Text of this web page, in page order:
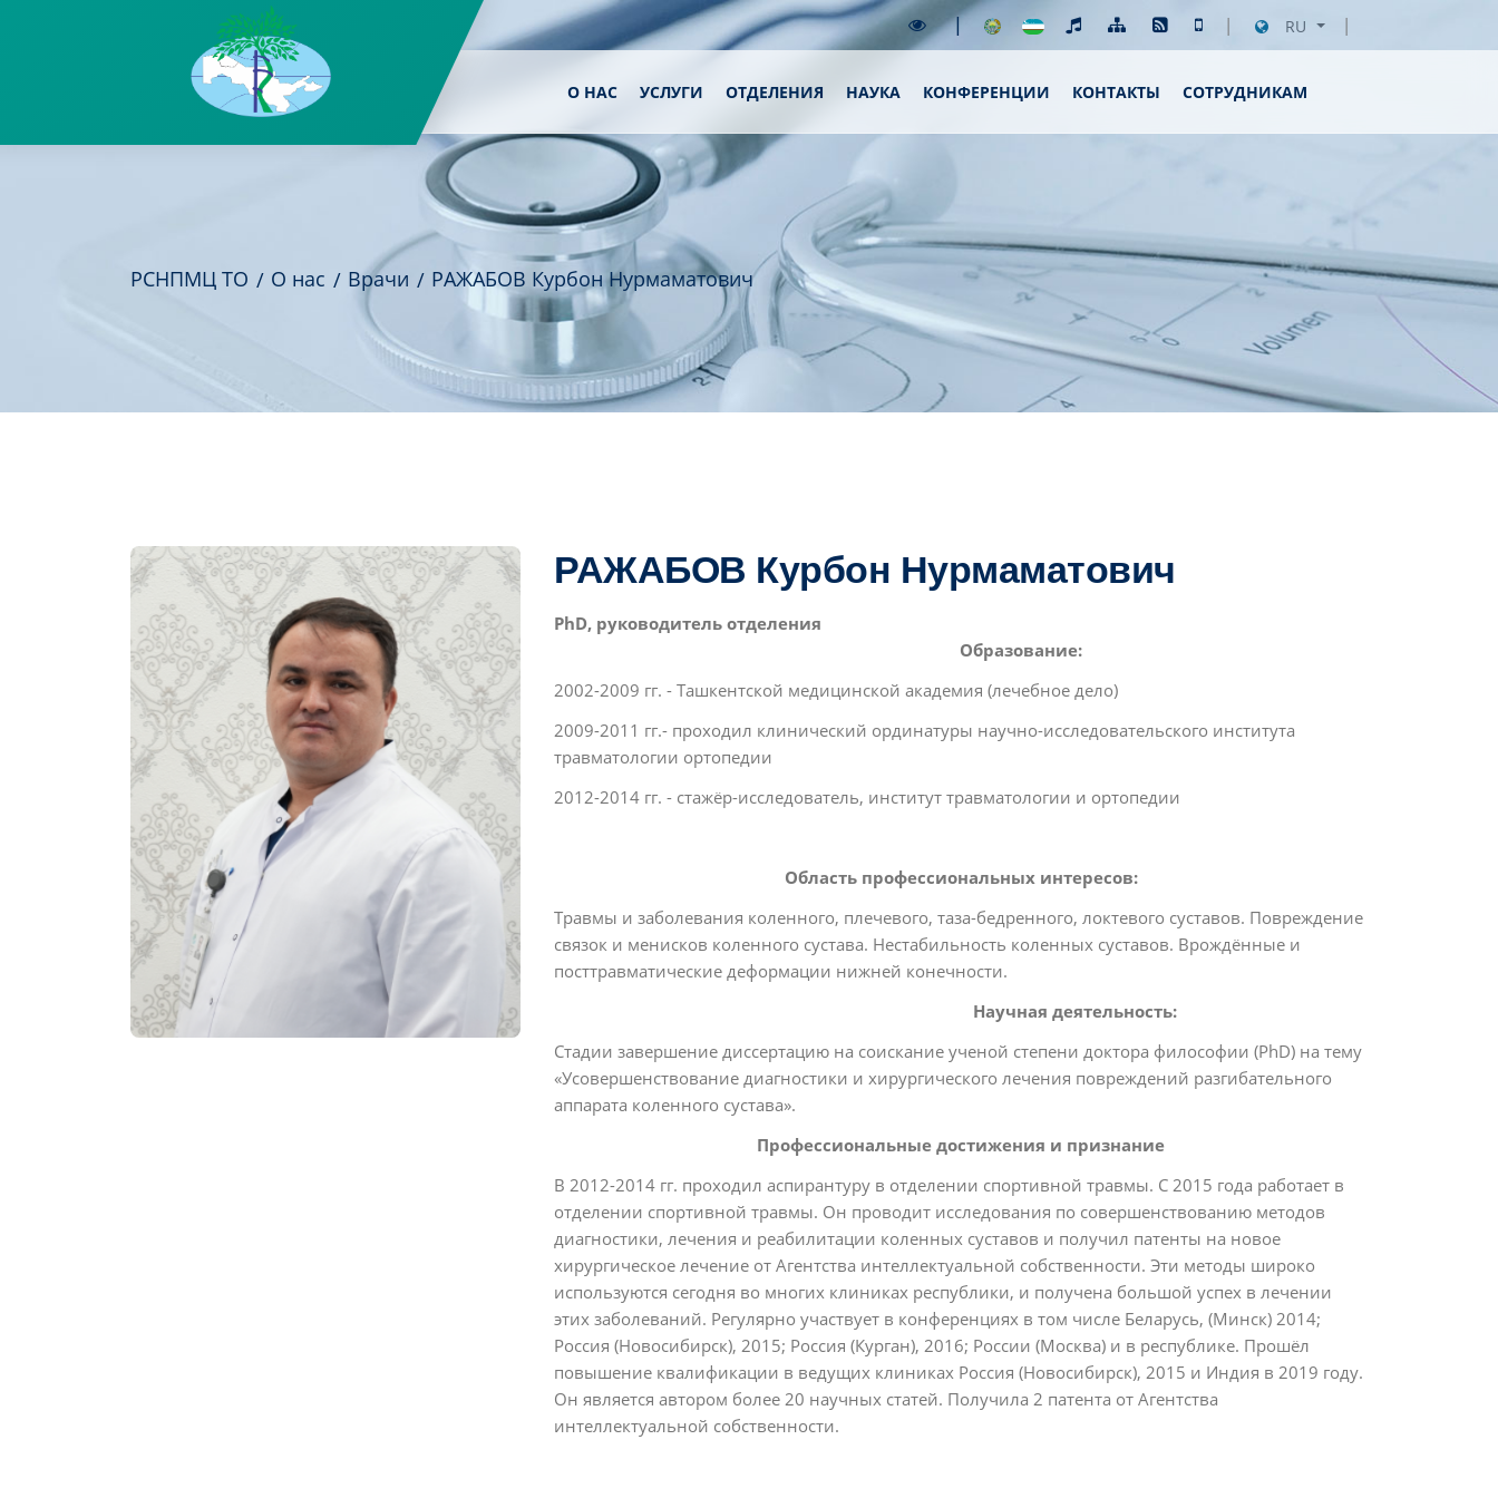
| RU
О НАС УСЛУГИ ОТДЕЛЕНИЯ НАУКА КОНФЕРЕНЦИИ КОНТАКТЫ СОТРУДНИКАМ
РСНПМЦ ТО О нас Врачи РАЖАБОВ Курбон Нурмаматович
РАЖАБОВ Курбон Нурмаматович
PhD, руководитель отделения
Образование:
2002-2009 гг. - Ташкентской медицинской академия (лечебное дело)
2009-2011 гг.- проходил клинический ординатуры научно-исследовательского института
травматологии ортопедии
2012-2014 гг. - стажёр-исследователь, институт травматологии и ортопедии
Область профессиональных интересов:
Травмы и заболевания коленного, плечевого, таза-бедренного, локтевого суставов. Повреждение
связок и менисков коленного сустава. Нестабильность коленных суставов. Врождённые и
посттравматические деформации нижней конечности.
Научная деятельность:
Стадии завершение диссертацию на соискание ученой степени доктора философии (PhD) на тему
«Усовершенствование диагностики и хирургического лечения повреждений разгибательного
аппарата коленного сустава».
Профессиональные достижения и признание
В 2012-2014 гг. проходил аспирантуру в отделении спортивной травмы. С 2015 года работает в
отделении спортивной травмы. Он проводит исследования по совершенствованию методов
диагностики, лечения и реабилитации коленных суставов и получил патенты на новое
хирургическое лечение от Агентства интеллектуальной собственности. Эти методы широко
используются сегодня во многих клиниках республики, и получена большой успех в лечении
этих заболеваний. Регулярно участвует в конференциях в том числе Беларусь, (Минск) 2014;
Россия (Новосибирск), 2015; Россия (Курган), 2016; России (Москва) и в республике. Прошёл
повышение квалификации в ведущих клиниках Россия (Новосибирск), 2015 и Индия в 2019 году.
Он является автором более 20 научных статей. Получила 2 патента от Агентства
интеллектуальной собственности.